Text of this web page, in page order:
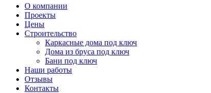
О компании
Проекты
Цены
Строительство
Каркасные дома под ключ
Дома из бруса под ключ
Бани под ключ
Наши работы
Отзывы
Контакты